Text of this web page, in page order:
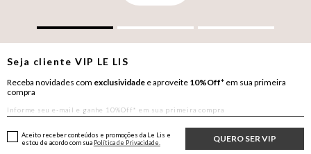
Seja clienteVIP LE LIS
Receba novidades com exclusividade e aproveite 10%Off* em sua primeira
compra
QUERO SER VIP
Aceito receber conteúdos e promoções da Le Lis e
estou de acordo com sua Política de Privacidade.